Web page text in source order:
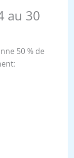
au 30
50 % de